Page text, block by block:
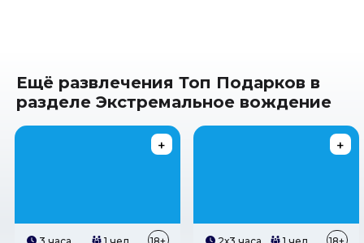
Ещё развлечения Топ Подарков в
разделе Экстремальное вождение